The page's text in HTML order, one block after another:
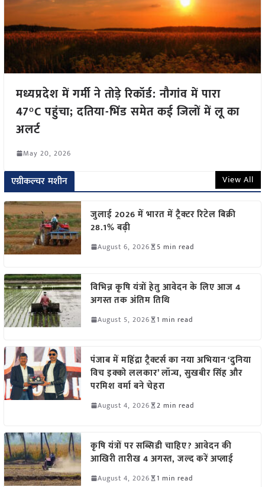
मध्यप्रदेश में गर्मी ने तोड़े रिकॉर्ड: नौगांव में पारा
47°C पहुंचा; दतिया-भिंड समेत कई जिलों में लू का
अलर्ट
May 20, 2026
एग्रीकल्चर मशीन View All
जुलाई 2026 में भारत में ट्रैक्टर रिटेल बिक्री
28.1% बढ़ी
August 6, 2026 5 min read
विभिन्न कृषि यंत्रों हेतु आवेदन के लिए आज 4
अगस्त तक अंतिम तिथि
August 5, 2026 1 min read
पंजाब में महिंद्रा ट्रैक्टर्स का नया अभियान ‘दुनिया
विच इक्को ललकार’ लॉन्च, सुखबीर सिंह और
परमिश वर्मा बने चेहरा
August 4, 2026 2 min read
कृषि यंत्रों पर सब्सिडी चाहिए? आवेदन की
आखिरी तारीख 4 अगस्त, जल्द करें अप्लाई
August 4, 2026 1 min read